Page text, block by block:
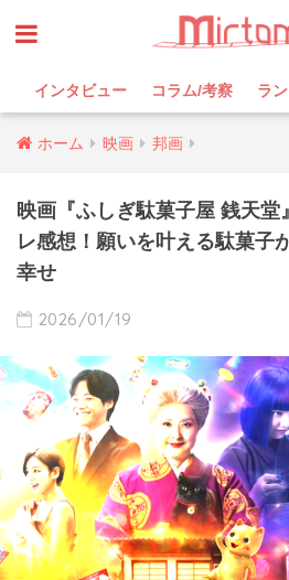
インタビュー コラム/考察 ラ
ホーム 映画 邦画
映画『ふしぎ駄菓子屋 銭天堂
レ感想！願いを叶える駄菓子
幸せ
2026/01/19